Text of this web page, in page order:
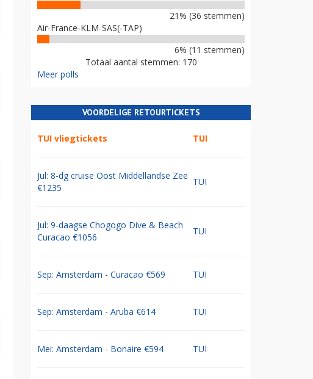
21% (36 stemmen)
Air-France-KLM-SAS(-TAP)
6% (11 stemmen)
Totaal aantal stemmen: 170
Meer polls
VOORDELIGE RETOURTICKETS
TUI vliegtickets TUI
Jul: 8-dg cruise Oost Middellandse Zee
€1235
TUI
Jul: 9-daagse Chogogo Dive & Beach
Curacao €1056
TUI
Sep: Amsterdam - Curacao €569 TUI
Sep: Amsterdam - Aruba €614 TUI
Mei: Amsterdam - Bonaire €594 TUI